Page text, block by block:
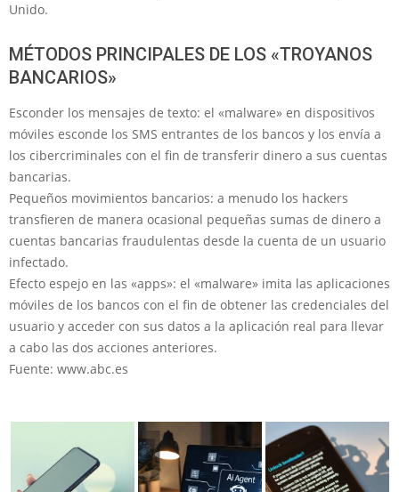
Unido.
MÉTODOS PRINCIPALES DE LOS «TROYANOS
BANCARIOS»
Esconder los mensajes de texto: el «malware» en dispositivos
móviles esconde los SMS entrantes de los bancos y los envía a
los cibercriminales con el fin de transferir dinero a sus cuentas
bancarias.
Pequeños movimientos bancarios: a menudo los hackers
transfieren de manera ocasional pequeñas sumas de dinero a
cuentas bancarias fraudulentas desde la cuenta de un usuario
infectado.
Efecto espejo en las «apps»: el «malware» imita las aplicaciones
móviles de los bancos con el fin de obtener las credenciales del
usuario y acceder con sus datos a la aplicación real para llevar
a cabo las dos acciones anteriores.
Fuente: www.abc.es